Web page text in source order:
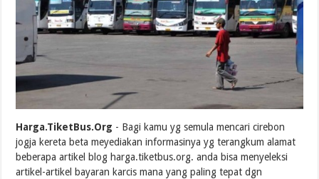
Harga.TiketBus.Org - Bagi kamu yg semula mencari cirebon
jogja kereta beta meyediakan informasinya yg terangkum alamat
beberapa artikel blog harga.tiketbus.org. anda bisa menyeleksi
artikel-artikel bayaran karcis mana yang paling tepat dgn